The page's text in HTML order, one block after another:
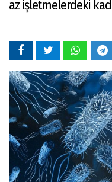
az işletmelerdeki